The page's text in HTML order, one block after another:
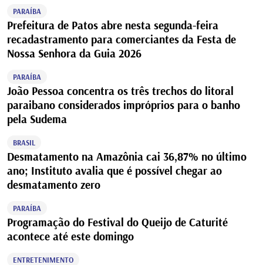
PARAÍBA
Prefeitura de Patos abre nesta segunda-feira
recadastramento para comerciantes da Festa de
Nossa Senhora da Guia 2026
PARAÍBA
João Pessoa concentra os três trechos do litoral
paraibano considerados impróprios para o banho
pela Sudema
BRASIL
Desmatamento na Amazônia cai 36,87% no último
ano; Instituto avalia que é possível chegar ao
desmatamento zero
PARAÍBA
Programação do Festival do Queijo de Caturité
acontece até este domingo
ENTRETENIMENTO